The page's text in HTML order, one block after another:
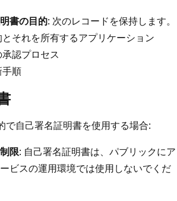
書の目的: 次のレコードを保持します。
それを所有するアプリケーション
認プロセス
順
で自己署名証明書を使用する場合:
限: 自己署名証明書は、パブリックにア
ビスの運用環境では使用しないでくだ